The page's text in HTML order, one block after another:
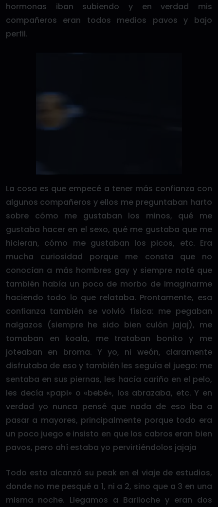
hormonas iban subiendo y en verdad mis
compañeros eran todos medios pavos y bajo
perfil.
La cosa es que empecé a tener más confianza con
algunos compañeros y ellos me preguntaban harto
sobre cómo me gustaban los minos, qué me
gustaba hacer en el sexo, qué me gustaba que me
hicieran, cómo me gustaban los picos, etc. Era
mucha curiosidad porque me consta que no
conocían a más hombres gay y siempre noté que
también había un poco de morbo de imaginarme
haciendo todo lo que relataba. Prontamente, esa
confianza también se volvió física: me pegaban
nalgazos (siempre he sido bien culón jajaj), me
tomaban en koala, me trataban bonito y me
joteaban en broma. Y yo, ni weón, claramente
disfrutaba de eso y también les seguía el juego: me
sentaba en sus piernas, les hacía cariño en el pelo,
les decía «papi» o «bebé», los abrazaba, etc. Y en
verdad yo nunca pensé que nada de eso iba a
pasar a mayores, principalmente porque todo era
un poco juego e insisto en que los cabros eran bien
pavos, pero ahí estaba yo pervirtiéndolos jajaja
Todo esto alcanzó su peak en el viaje de estudios,
donde no me pesqué a 1, ni a 2, sino que a 3 en una
misma noche. Llegamos a Bariloche y eran dos